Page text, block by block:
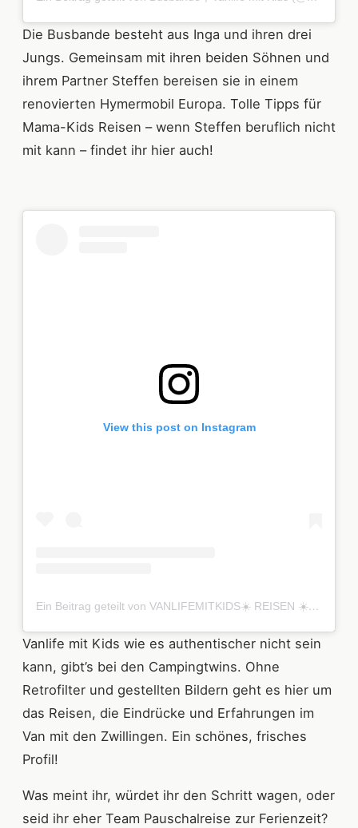
Die Busbande besteht aus Inga und ihren drei
Jungs. Gemeinsam mit ihren beiden Söhnen und
ihrem Partner Steffen bereisen sie in einem
renovierten Hymermobil Europa. Tolle Tipps für
Mama-Kids Reisen – wenn Steffen beruflich nicht
mit kann – findet ihr hier auch!
View this post on Instagram
Ein Beitrag geteilt von VANLIFEMITKIDS☀️ REISEN ☀️ CAMPING ☀️ NATUR ☀️ CAMPINGTWINS (@campingtwinsfeat.nugget)
Vanlife mit Kids wie es authentischer nicht sein
kann, gibt’s bei den Campingtwins. Ohne
Retrofilter und gestellten Bildern geht es hier um
das Reisen, die Eindrücke und Erfahrungen im
Van mit den Zwillingen. Ein schönes, frisches
Profil!
Was meint ihr, würdet ihr den Schritt wagen, oder
seid ihr eher Team Pauschalreise zur Ferienzeit?